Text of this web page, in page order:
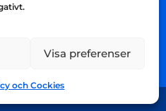
Visa preferenser
och Cockies